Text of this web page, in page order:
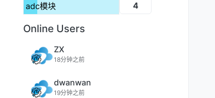
adc模块
4
Online Users
ZX
18分钟之前
dwanwan
19分钟之前